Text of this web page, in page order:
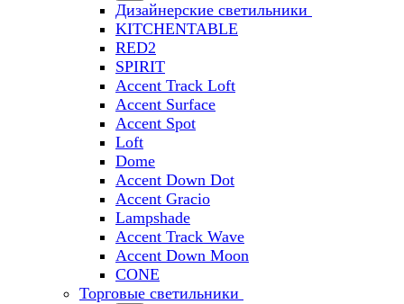
Дизайнерские светильники
KITCHENTABLE
RED2
SPIRIT
Accent Track Loft
Accent Surface
Accent Spot
Loft
Dome
Accent Down Dot
Accent Gracio
Lampshade
Accent Track Wave
Accent Down Moon
CONE
Торговые светильники